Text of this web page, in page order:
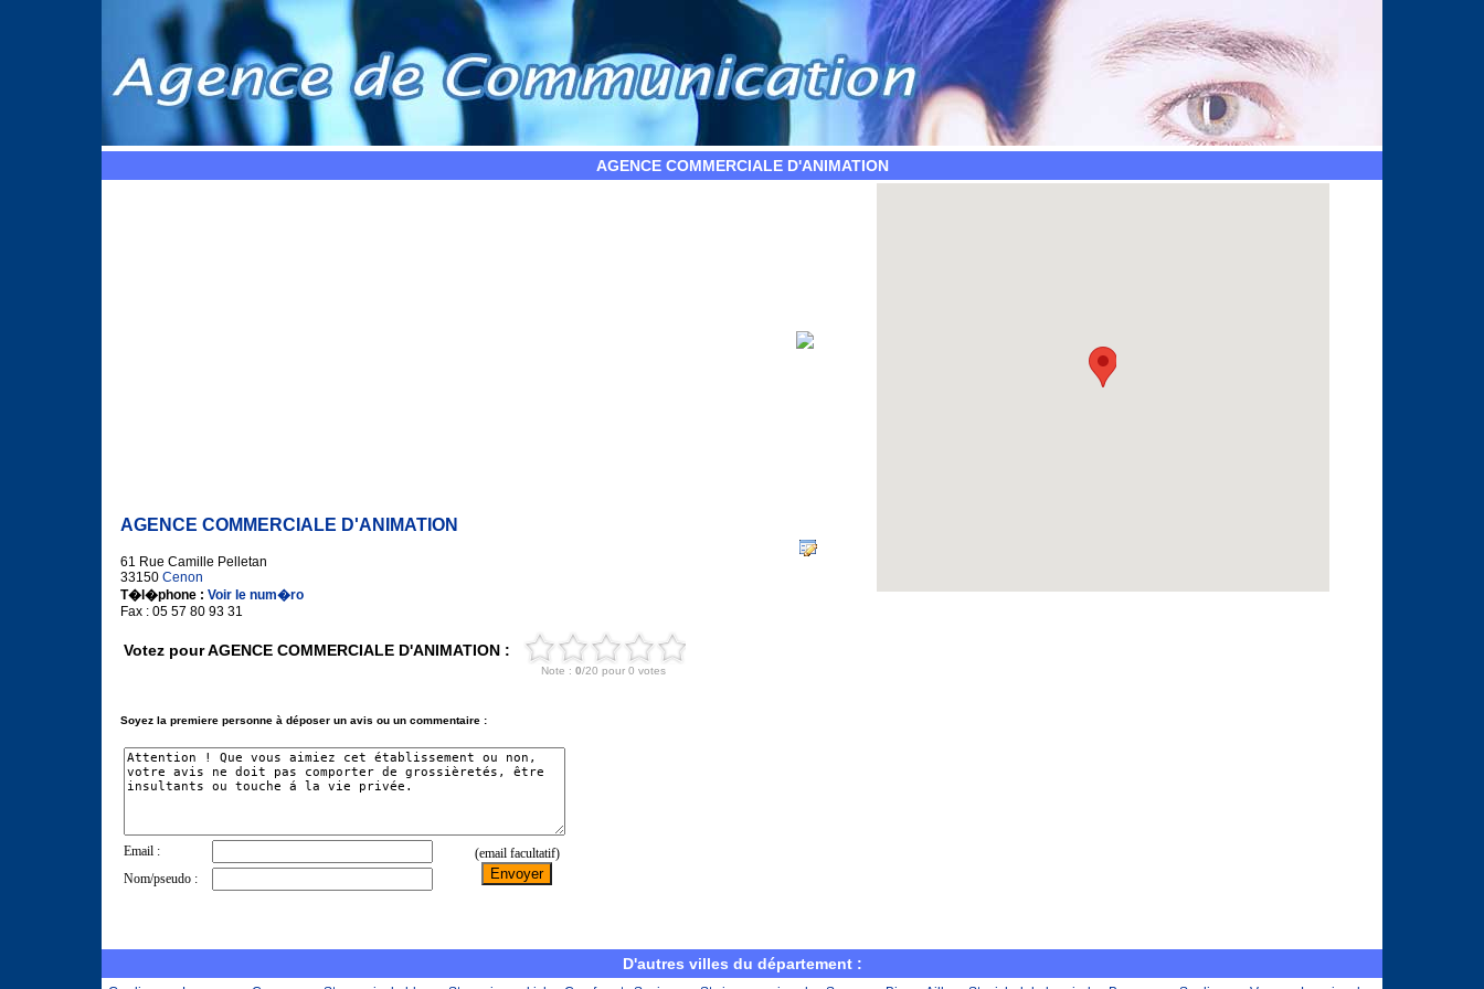
AGENCE COMMERCIALE D'ANIMATION
AGENCE COMMERCIALE D'ANIMATION
61 Rue Camille Pelletan
33150 Cenon
T�l�phone : Voir le num�ro
Fax : 05 57 80 93 31
Votez pour AGENCE COMMERCIALE D'ANIMATION :
Soyez la premiere personne à déposer un avis ou un commentaire :
D'autres villes du département :